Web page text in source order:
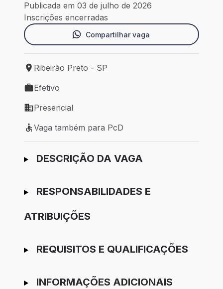
Publicada em 03 de julho de 2026
Inscrições encerradas
Compartilhar vaga
Local de trabalho: Ribeirão Preto - SP
Ribeirão Preto - SP
Tipo de vaga: Efetivo
Efetivo
Modelo de trabalho: Presencial
Presencial
Vaga também para PcD
Vaga também para PcD
Ir para candidatura
DESCRIÇÃO DA VAGA
RESPONSABILIDADES E
ATRIBUIÇÕES
REQUISITOS E QUALIFICAÇÕES
INFORMAÇÕES ADICIONAIS